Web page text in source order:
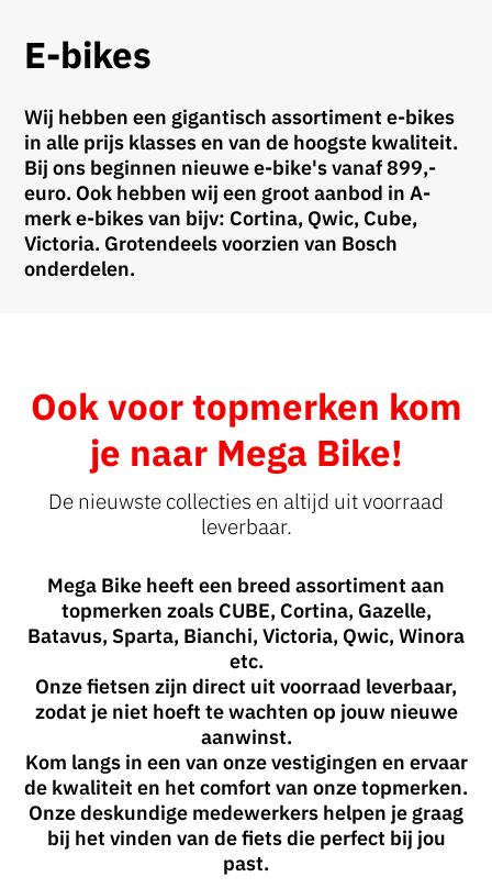
E-bikes
Wij hebben een gigantisch assortiment e-bikes
in alle prijs klasses en van de hoogste kwaliteit.
Bij ons beginnen nieuwe e-bike's vanaf 899,-
euro. Ook hebben wij een groot aanbod in A-
merk e-bikes van bijv: Cortina, Qwic, Cube,
Victoria. Grotendeels voorzien van Bosch
onderdelen.
Ook voor topmerken kom
je naar Mega Bike!
De nieuwste collecties en altijd uit voorraad
leverbaar.
Mega Bike heeft een breed assortiment aan
topmerken zoals CUBE, Cortina, Gazelle,
Batavus, Sparta, Bianchi, Victoria, Qwic, Winora
etc.
Onze fietsen zijn direct uit voorraad leverbaar,
zodat je niet hoeft te wachten op jouw nieuwe
aanwinst.
Kom langs in een van onze vestigingen en ervaar
de kwaliteit en het comfort van onze topmerken.
Onze deskundige medewerkers helpen je graag
bij het vinden van de fiets die perfect bij jou
past.